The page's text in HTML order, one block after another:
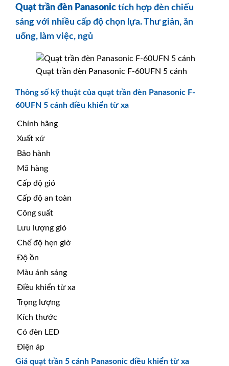
Quạt trần đèn Panasonic tích hợp đèn chiếu
sáng với nhiều cấp độ chọn lựa. Thư giản, ăn
uống, làm việc, ngủ
Quạt trần đèn Panasonic F-60UFN 5 cánh
Thông số kỹ thuật của quạt trần đèn Panasonic F-
60UFN 5 cánh điều khiển từ xa
Chính hãng
Xuất xứ
Bảo hành
Mã hàng
Cấp độ gió
Cấp độ an toàn
Công suất
Lưu lượng gió
Chế độ hẹn giờ
Độ ồn
Màu ánh sáng
Điều khiển từ xa
Trọng lượng
Kích thước
Có đèn LED
Điện áp
Giá quạt trần 5 cánh Panasonic điều khiển từ xa